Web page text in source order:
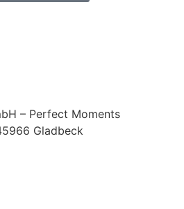
– Perfect Moments
Gladbeck